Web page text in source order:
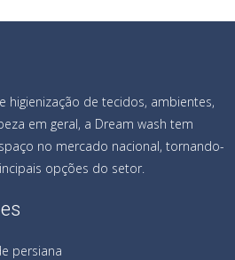
higienização de tecidos, ambientes,
em geral, a Dream wash tem
no mercado nacional, tornando-
opções do setor.
persiana